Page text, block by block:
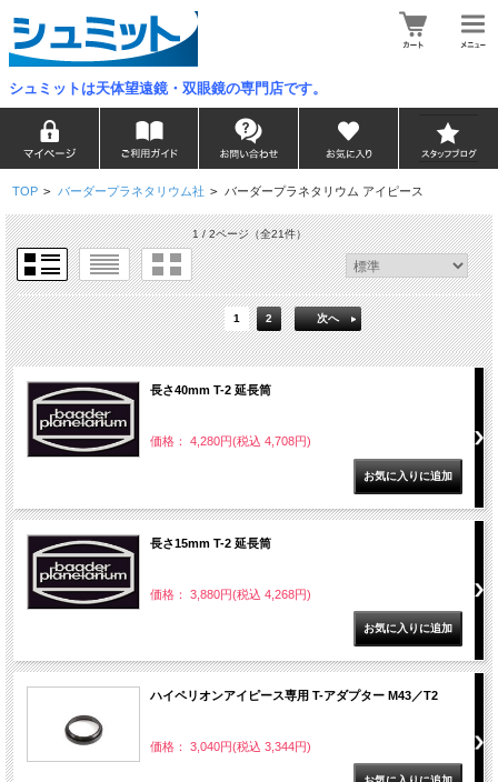
シュミットは天体望遠鏡・双眼鏡の専門店です。
TOP > バーダープラネタリウム社 > バーダープラネタリウム アイピース
1 / 2ページ（全21件）
1 2 次へ
長さ40mm T-2 延長筒
価格： 4,280円(税込 4,708円)
長さ15mm T-2 延長筒
価格： 3,880円(税込 4,268円)
ハイペリオンアイピース専用 T-アダプター M43／T2
価格： 3,040円(税込 3,344円)